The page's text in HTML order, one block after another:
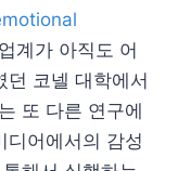
계가 아직도 어
코넬 대학에서
또 다른 연구에
디어에서의 감성